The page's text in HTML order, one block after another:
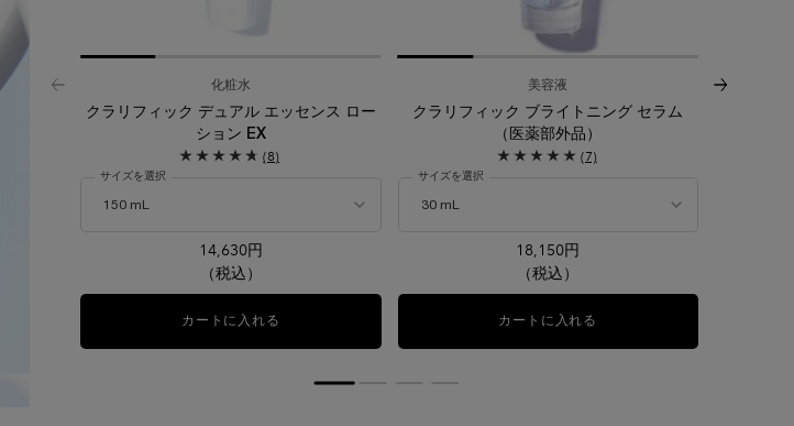
化粧水
クラリフィック デュアル エッセンス ロー
ション EX
(8)
サイズを選択
14,630円
（税込）
カートに入れる クラリフィック デュアル エッセンス ローション EX
美容液
クラリフィック ブライトニング セラム
（医薬部外品）
(7)
サイズを選択
18,150円
（税込）
カートに入れる